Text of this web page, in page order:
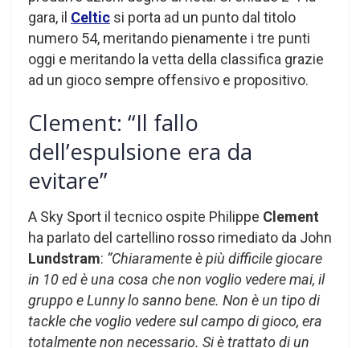
gara, il Celtic si porta ad un punto dal titolo
numero 54, meritando pienamente i tre punti
oggi e meritando la vetta della classifica grazie
ad un gioco sempre offensivo e propositivo.
Clement: “Il fallo
dell’espulsione era da
evitare”
A Sky Sport il tecnico ospite Philippe Clement
ha parlato del cartellino rosso rimediato da John
Lundstram: “Chiaramente è più difficile giocare
in 10 ed è una cosa che non voglio vedere mai, il
gruppo e Lunny lo sanno bene. Non è un tipo di
tackle che voglio vedere sul campo di gioco, era
totalmente non necessario. Si è trattato di un